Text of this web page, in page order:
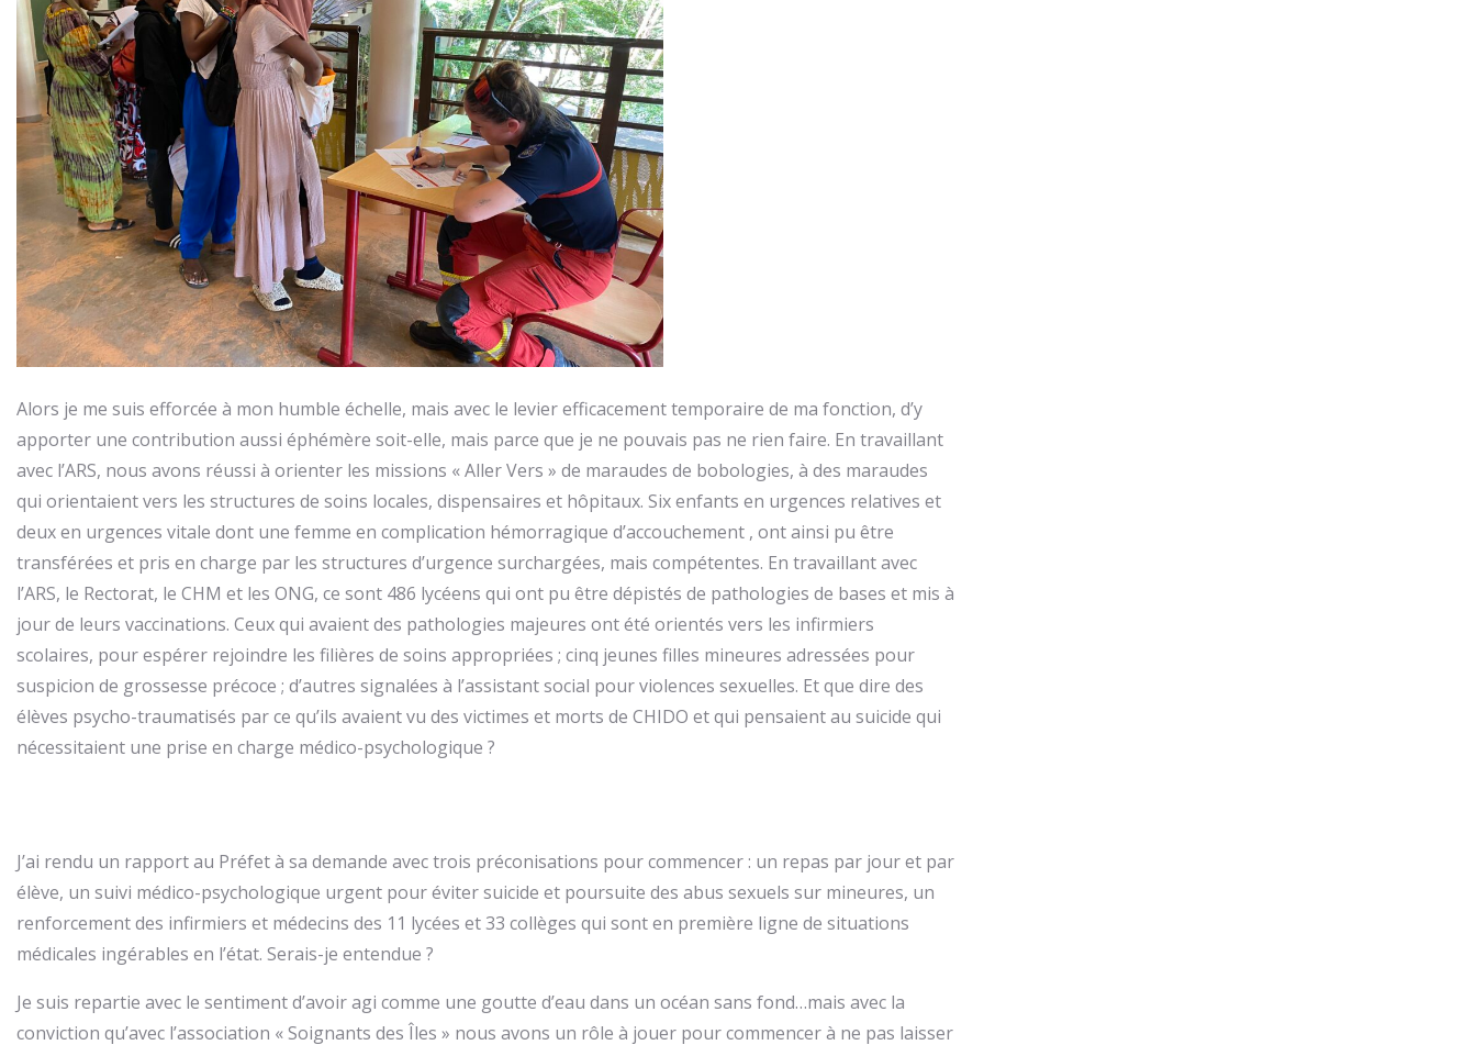
Alors je me suis efforcée à mon humble échelle, mais avec le levier efficacement temporaire de ma fonction, d’y
apporter une contribution aussi éphémère soit-elle, mais parce que je ne pouvais pas ne rien faire. En travaillant
avec l’ARS, nous avons réussi à orienter les missions « Aller Vers » de maraudes de bobologies, à des maraudes
qui orientaient vers les structures de soins locales, dispensaires et hôpitaux. Six enfants en urgences relatives et
deux en urgences vitale dont une femme en complication hémorragique d’accouchement , ont ainsi pu être
transférées et pris en charge par les structures d’urgence surchargées, mais compétentes. En travaillant avec
l’ARS, le Rectorat, le CHM et les ONG, ce sont 486 lycéens qui ont pu être dépistés de pathologies de bases et mis à
jour de leurs vaccinations. Ceux qui avaient des pathologies majeures ont été orientés vers les infirmiers
scolaires, pour espérer rejoindre les filières de soins appropriées ; cinq jeunes filles mineures adressées pour
suspicion de grossesse précoce ; d’autres signalées à l’assistant social pour violences sexuelles. Et que dire des
élèves psycho-traumatisés par ce qu’ils avaient vu des victimes et morts de CHIDO et qui pensaient au suicide qui
nécessitaient une prise en charge médico-psychologique ?
J’ai rendu un rapport au Préfet à sa demande avec trois préconisations pour commencer : un repas par jour et par
élève, un suivi médico-psychologique urgent pour éviter suicide et poursuite des abus sexuels sur mineures, un
renforcement des infirmiers et médecins des 11 lycées et 33 collèges qui sont en première ligne de situations
médicales ingérables en l’état. Serais-je entendue ?
Je suis repartie avec le sentiment d’avoir agi comme une goutte d’eau dans un océan sans fond…mais avec la
conviction qu’avec l’association « Soignants des Îles » nous avons un rôle à jouer pour commencer à ne pas laisser